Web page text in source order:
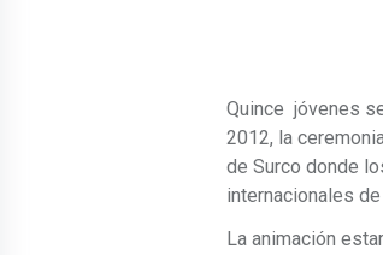
Quince jóvenes
2012, la
de Surco donde
internacionales
La animación